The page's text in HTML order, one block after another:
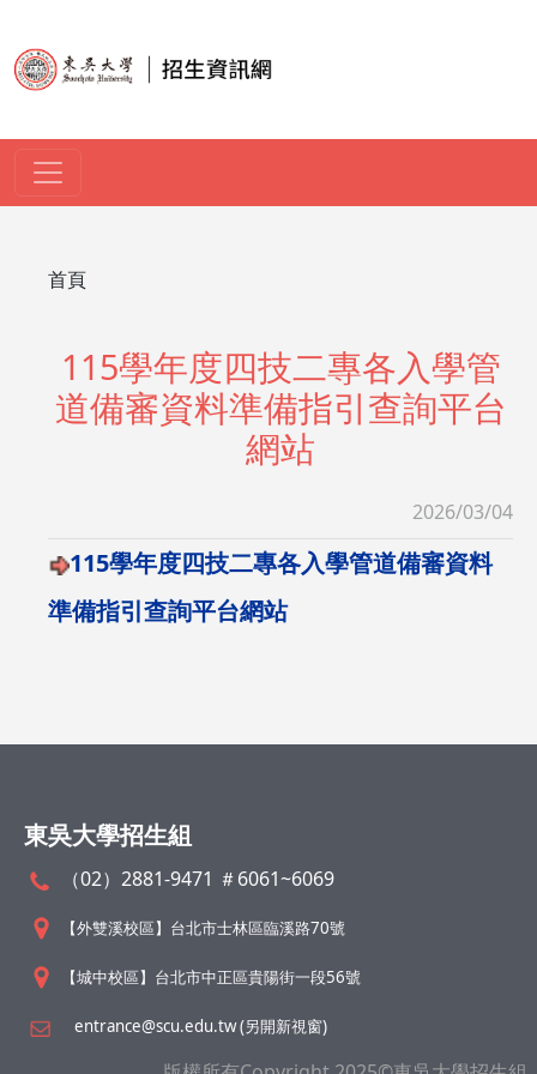
導航連結
首頁
115學年度四技二專各入學管
道備審資料準備指引查詢平台
網站
2026/03/04
115學年度四技二專各入學管道備審資料
準備指引查詢平台網站
東吳大學招生組
（02）2881-9471 ＃6061~6069
【外雙溪校區】台北市士林區臨溪路70號
【城中校區】台北市中正區貴陽街一段56號
entrance@scu.edu.tw (另開新視窗)